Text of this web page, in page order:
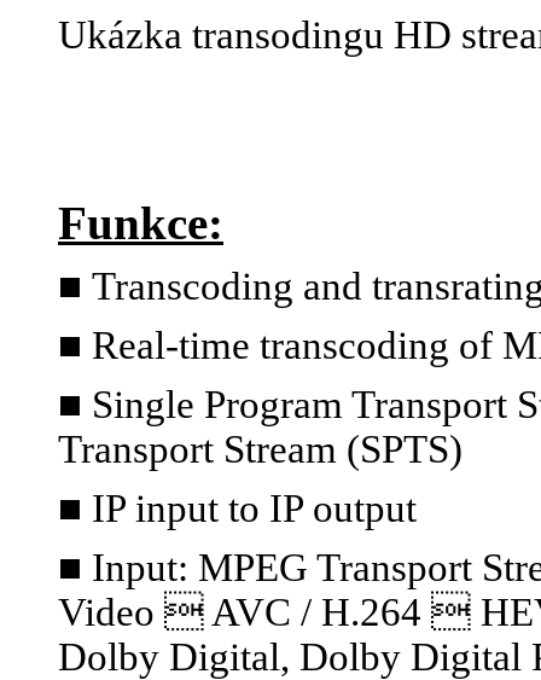
Ukázka transodingu HD
Funkce:
■ Transcoding and
■ Real-time transcoding of
■ Single Program Transport
Transport Stream (SPTS)
■ IP input to IP output
■ Input: MPEG Transport
Video  AVC / H.264 
Dolby Digital, Dolby Digital